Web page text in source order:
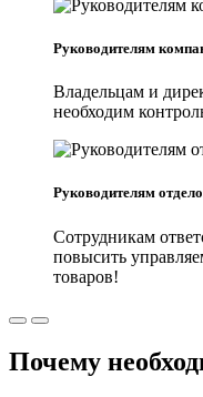
Руководителям
Владельцам и
необходим
Руководителям
Сотрудникам
повысить
товаров!
Почему